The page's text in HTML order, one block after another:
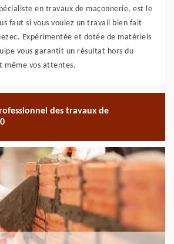
en travaux de maçonnerie, est le
faut si vous voulez un travail bien fait
Expérimentée et dotée de matériels
vous garantit un résultat hors du
même vos attentes.
des travaux de